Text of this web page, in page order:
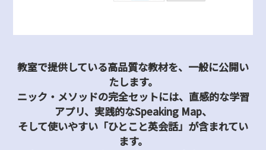
教室で提供している高品質な教材を、一般に公開い
たします。
ニック・メソッドの完全セットには、直感的な学習
アプリ、実践的なSpeaking Map、
そして使いやすい「ひとこと英会話」が含まれてい
ます。